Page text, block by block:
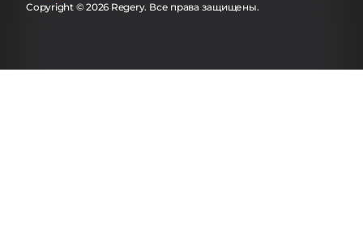
Copyright © 2026 Regery. Все права защищены.